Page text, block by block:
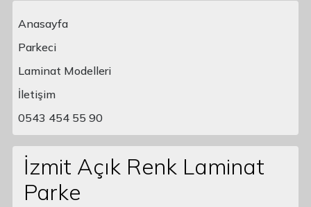
Main Navigation
Anasayfa
Parkeci
Laminat Modelleri
İletişim
0543 454 55 90
İzmit Açık Renk Laminat
Parke